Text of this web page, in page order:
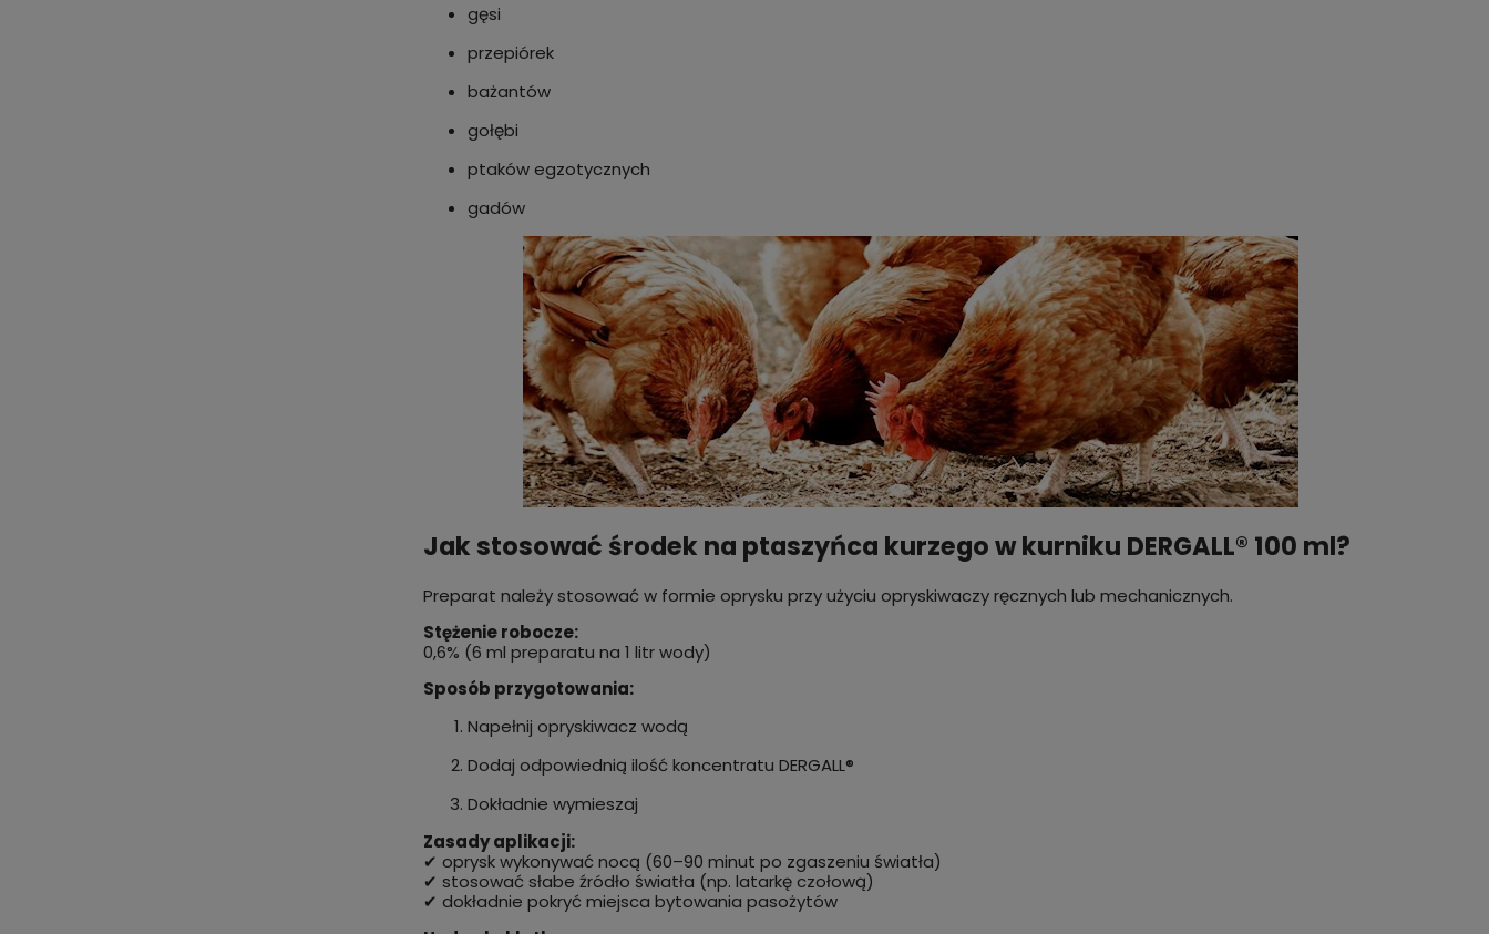
gęsi
przepiórek
bażantów
gołębi
ptaków egzotycznych
gadów
Jak stosować środek na ptaszyńca kurzego w kurniku DERGALL® 100 ml?
Preparat należy stosować w formie oprysku przy użyciu opryskiwaczy ręcznych lub mechanicznych.
Stężenie robocze:
0,6% (6 ml preparatu na 1 litr wody)
Sposób przygotowania:
Napełnij opryskiwacz wodą
Dodaj odpowiednią ilość koncentratu DERGALL®
Dokładnie wymieszaj
Zasady aplikacji:
✔ oprysk wykonywać nocą (60–90 minut po zgaszeniu światła)
✔ stosować słabe źródło światła (np. latarkę czołową)
✔ dokładnie pokryć miejsca bytowania pasożytów